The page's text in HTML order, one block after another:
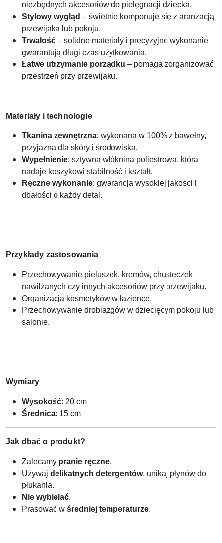
niezbędnych akcesoriów do pielęgnacji dziecka.
Stylowy wygląd – świetnie komponuje się z aranżacją
przewijaka lub pokoju.
Trwałość – solidne materiały i precyzyjne wykonanie
gwarantują długi czas użytkowania.
Łatwe utrzymanie porządku – pomaga zorganizować
przestrzeń przy przewijaku.
Materiały i technologie
Tkanina zewnętrzna: wykonana w 100% z bawełny,
przyjazna dla skóry i środowiska.
Wypełnienie: sztywna włóknina poliestrowa, która
nadaje koszykowi stabilność i kształt.
Ręczne wykonanie: gwarancja wysokiej jakości i
dbałości o każdy detal.
Przykłady zastosowania
Przechowywanie pieluszek, kremów, chusteczek
nawilżanych czy innych akcesoriów przy przewijaku.
Organizacja kosmetyków w łazience.
Przechowywanie drobiazgów w dziecięcym pokoju lub
salonie.
Wymiary
Wysokość: 20 cm
Średnica: 15 cm
Jak dbać o produkt?
Zalecamy pranie ręczne.
Używaj delikatnych detergentów, unikaj płynów do
płukania.
Nie wybielać.
Prasować w średniej temperaturze.